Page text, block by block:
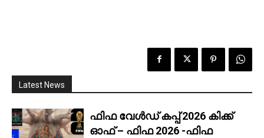
Latest News
ഫിഫ വേൾഡ് കപ്പ് 2026 കിക്ക്‌
ഓഫ് – ഫിഫ 2026 -ഫിഫ